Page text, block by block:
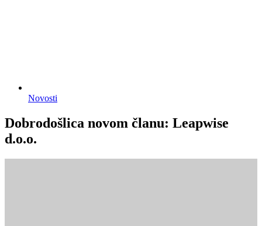
Novosti
Dobrodošlica novom članu: Leapwise
d.o.o.